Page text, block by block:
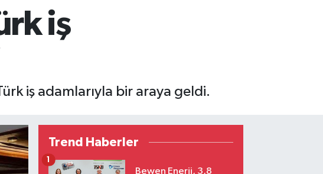
iş
iş adamlarıyla bir araya geldi.
Trend Haberler
Bewen Enerji, 3,8
1